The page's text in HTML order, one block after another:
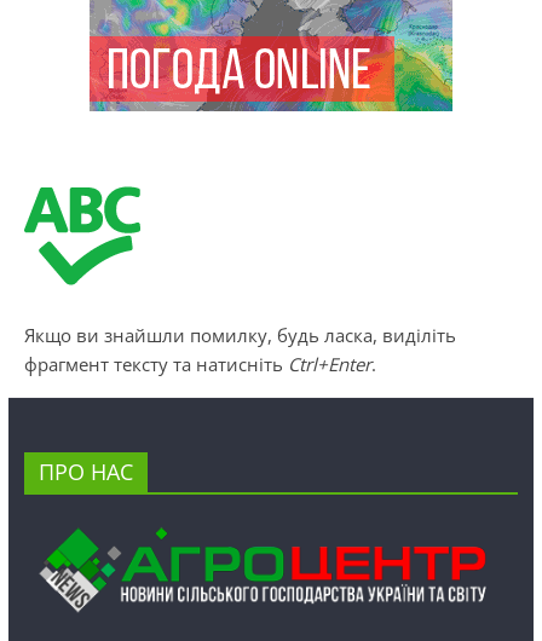
Якщо ви знайшли помилку, будь ласка, виділіть
фрагмент тексту та натисніть Ctrl+Enter.
ПРО НАС